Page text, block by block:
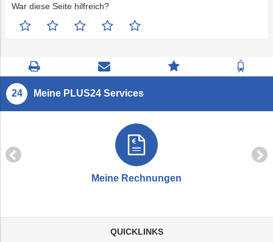
War diese Seite hilfreich?
Seite
drucken
Kontaktseite
öffnen
Zum
Feedback
Zur
Meine PLUS24 Services
Meine Rechnungen
QUICKLINKS